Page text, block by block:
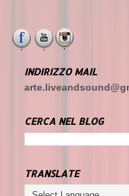
INDIRIZZO MAIL
CERCA NEL BLOG
TRANSLATE